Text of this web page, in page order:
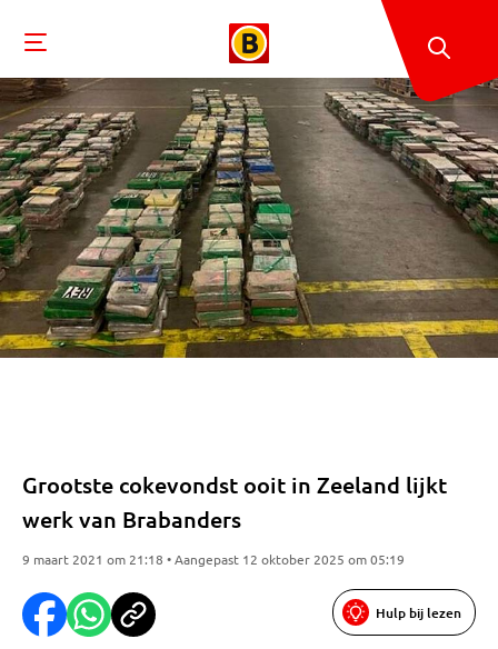
Grootste cokevondst ooit in Zeeland lijkt
werk van Brabanders
9 maart 2021 om 21:18 • Aangepast 12 oktober 2025 om 05:19
Hulp bij lezen